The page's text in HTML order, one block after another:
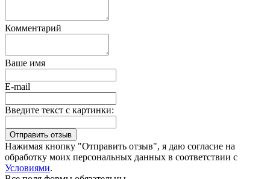
Комментарий
Ваше имя
E-mail
Введите текст с картинки:
Нажимая кнопку "Отправить отзыв", я даю согласие на
обработку моих персональных данных в соответствии с
Условиями.